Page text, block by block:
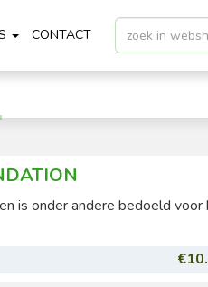
CONTACT
is onder andere bedoeld voor